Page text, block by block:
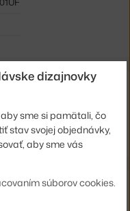
dizajnovky
sme si pamätali, čo
stav svojej objednávky,
aby sme vás
súborov cookies.